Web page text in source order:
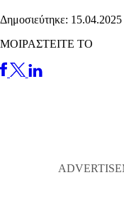
Δημοσιεύτηκε: 15.04.2025
ΜΟΙΡΑΣΤΕΙΤΕ ΤΟ